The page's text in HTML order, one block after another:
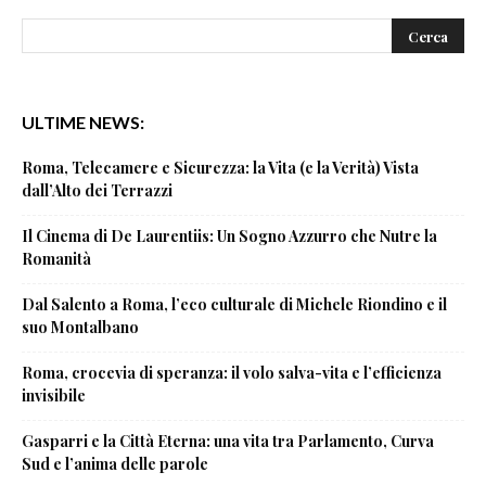
ULTIME NEWS:
Roma, Telecamere e Sicurezza: la Vita (e la Verità) Vista
dall’Alto dei Terrazzi
Il Cinema di De Laurentiis: Un Sogno Azzurro che Nutre la
Romanità
Dal Salento a Roma, l’eco culturale di Michele Riondino e il
suo Montalbano
Roma, crocevia di speranza: il volo salva-vita e l’efficienza
invisibile
Gasparri e la Città Eterna: una vita tra Parlamento, Curva
Sud e l’anima delle parole